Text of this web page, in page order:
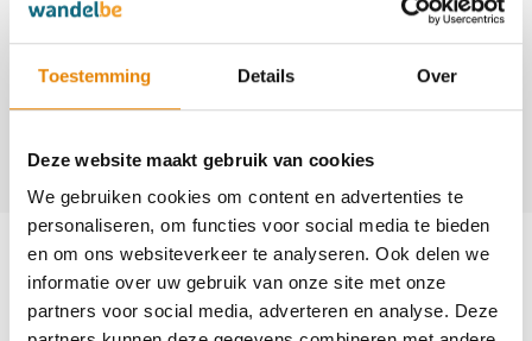
Toestemming Details Over
Deze website maakt gebruik van cookies
We gebruiken cookies om content en advertenties te
personaliseren, om functies voor social media te bieden
en om ons websiteverkeer te analyseren. Ook delen we
informatie over uw gebruik van onze site met onze
partners voor social media, adverteren en analyse. Deze
Contact
Dirk Ilegems
dirk.ilegems@skynet.be
Aankomende wandeltochten van deze
club